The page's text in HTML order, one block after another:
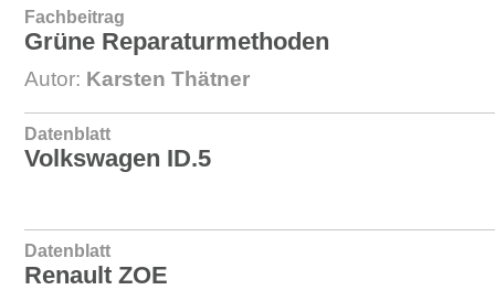
Fachbeitrag
Grüne Reparaturmethoden
Autor: Karsten Thätner
Datenblatt
Volkswagen ID.5
Datenblatt
Renault ZOE